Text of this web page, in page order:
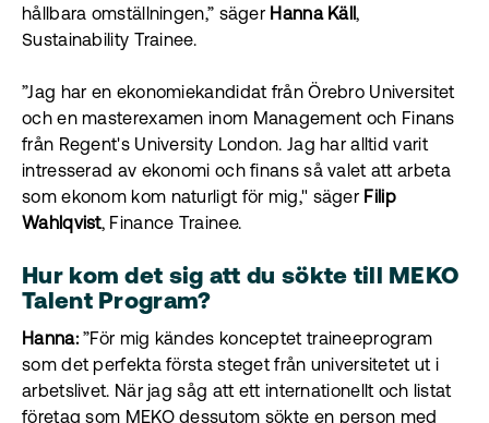
hållbara omställningen,” säger Hanna Käll,
Sustainability Trainee.
”Jag har en ekonomiekandidat från Örebro Universitet
och en masterexamen inom Management och Finans
från Regent's University London. Jag har alltid varit
intresserad av ekonomi och finans så valet att arbeta
som ekonom kom naturligt för mig," säger Filip
Wahlqvist, Finance Trainee.
Hur kom det sig att du sökte till MEKO
Talent Program?
Hanna:”För mig kändes konceptet traineeprogram
som det perfekta första steget från universitetet ut i
arbetslivet. När jag såg att ett internationellt och listat
företag som MEKO dessutom sökte en person med